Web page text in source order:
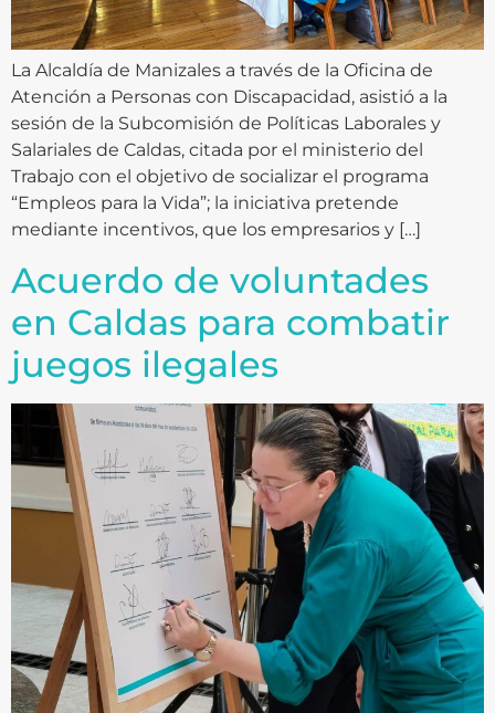
La Alcaldía de Manizales a través de la Oficina de
Atención a Personas con Discapacidad, asistió a la
sesión de la Subcomisión de Políticas Laborales y
Salariales de Caldas, citada por el ministerio del
Trabajo con el objetivo de socializar el programa
“Empleos para la Vida”; la iniciativa pretende
mediante incentivos, que los empresarios y […]
Acuerdo de voluntades
en Caldas para combatir
juegos ilegales